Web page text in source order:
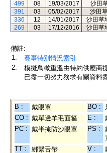
499
08 19/03/2017 沙田
391
03 05/02/2017 沙田
336
12 14/01/2017 沙田草
269
03 17/12/2016 沙田草
備註:
1.
賽事特別情況索引
2.
模擬鳥瞰重溫由特約供應商
已盡一切努力務求有關資料
B : 戴眼罩 BO :
CO : 戴單邊羊毛面箍 E :
PC : 戴半掩防沙眼罩 PS :
TT : 綁繫舌帶 V :